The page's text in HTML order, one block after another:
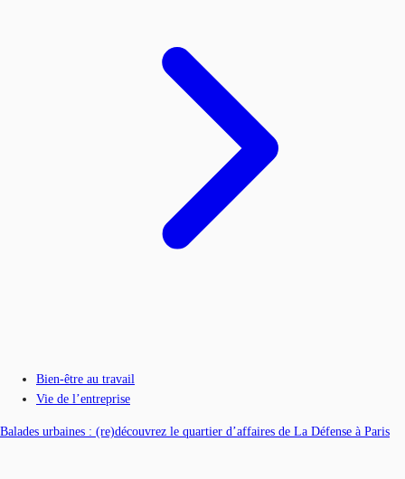
Bien-être au travail
Vie de l’entreprise
Balades urbaines : (re)découvrez le quartier d’affaires de La Défense à Paris